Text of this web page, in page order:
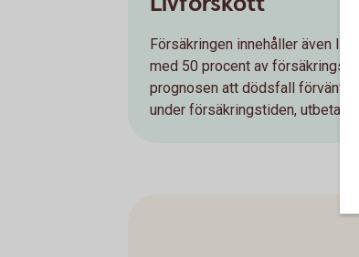
Försäkringen innehåller även
med 50 procent av
prognosen att dödsfall
under försäkringstiden,